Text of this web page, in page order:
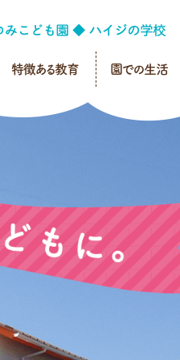
特徴ある教育 園での生活